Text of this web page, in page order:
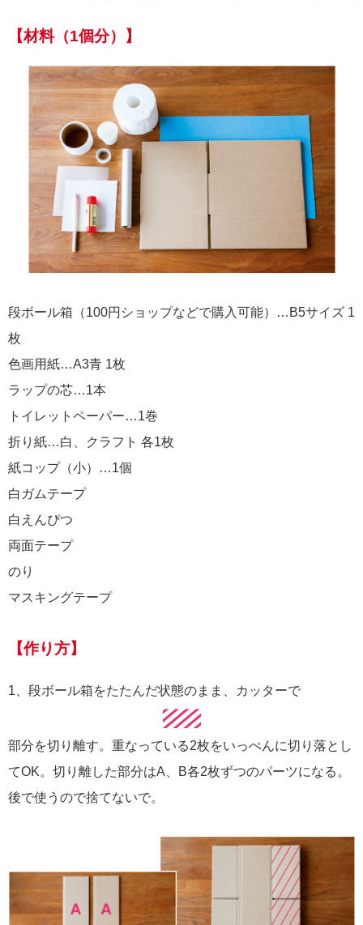
【材料（1個分）】
段ボール箱（100円ショップなどで購入可能）…B5サイズ 1
枚
色画用紙…A3青 1枚
ラップの芯…1本
トイレットペーパー…1巻
折り紙…白、クラフト 各1枚
紙コップ（小）…1個
白ガムテープ
白えんぴつ
両面テープ
のり
マスキングテープ
【作り方】
1、段ボール箱をたたんだ状態のまま、カッターで
部分を切り離す。重なっている2枚をいっぺんに切り落とし
てOK。切り離した部分はA、B各2枚ずつのパーツになる。
後で使うので捨てないで。